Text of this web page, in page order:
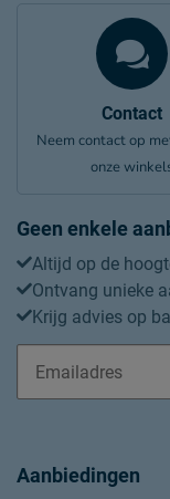
Contact
Neem contact op
onze
Geen enkele
Altijd op de
Ontvang unieke
Krijg advies op
Aanbiedingen